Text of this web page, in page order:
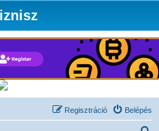
Belépés
Regisztráció